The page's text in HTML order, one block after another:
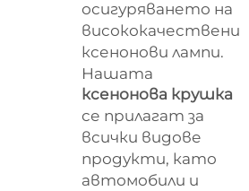
осигуряването на
висококачествени
ксенонови лампи.
Нашата
ксенонова крушка
се прилагат за
всички видове
продукти, като
автомобили и